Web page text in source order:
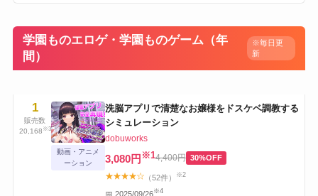
学園ものエロゲ・学園ものゲーム（年
間）
※毎日更
新
1
販売数
20,168 ※3
動画・アニメ
ーション
洗脳アプリで清楚なお嬢様をドスケベ調教する
シミュレーション
dobuworks
3,080円 ※14,400円 30%OFF
★★★★☆（52件） ※2
📅 2025/09/26※4